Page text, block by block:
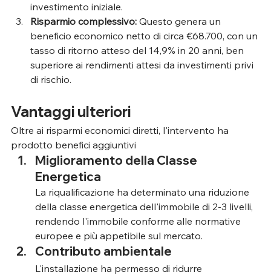
investimento iniziale.
Risparmio complessivo: Questo genera un
beneficio economico netto di circa €68.700, con un
tasso di ritorno atteso del 14,9% in 20 anni, ben
superiore ai rendimenti attesi da investimenti privi
di rischio.
Vantaggi ulteriori
Oltre ai risparmi economici diretti, l'intervento ha
prodotto benefici aggiuntivi
Miglioramento della Classe
Energetica
La riqualificazione ha determinato una riduzione
della classe energetica dell'immobile di 2-3 livelli,
rendendo l'immobile conforme alle normative
europee e più appetibile sul mercato.
Contributo ambientale
L'installazione ha permesso di ridurre